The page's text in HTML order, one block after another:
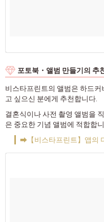
포토북・앨범 만들기의
비스타프린트의 앨범은 하드
고 싶으신 분에게 추천합니다.
결혼식이나 사전 촬영 앨범을
은 중요한 기념 앨범에 적합합
➡【비스타프린트】앱의